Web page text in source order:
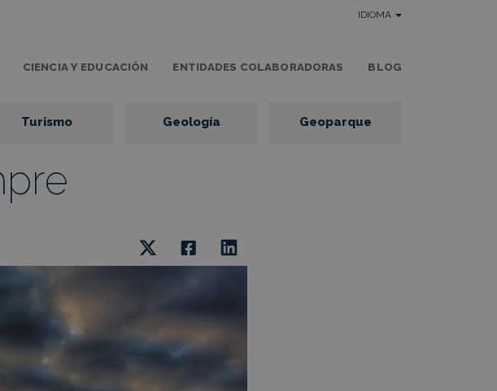
IDIOMA
CIENCIA Y EDUCACIÓN ENTIDADES COLABORADORAS BLOG
Turismo Geología Geoparque